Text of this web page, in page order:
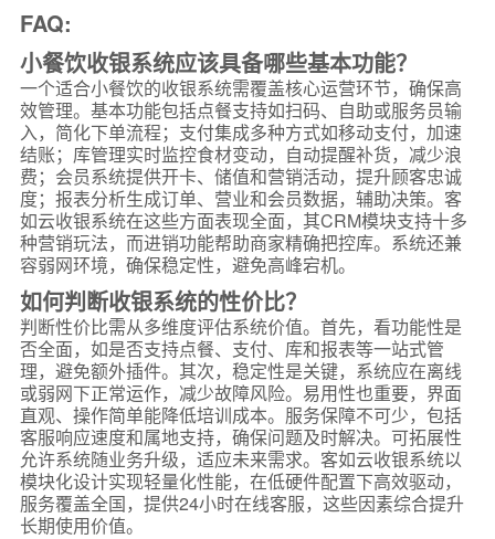
FAQ:
小餐饮收银系统应该具备哪些基本功能？
一个适合小餐饮的收银系统需覆盖核心运营环节，确保高
效管理。基本功能包括点餐支持如扫码、自助或服务员输
入，简化下单流程；支付集成多种方式如移动支付，加速
结账；库管理实时监控食材变动，自动提醒补货，减少浪
费；会员系统提供开卡、储值和营销活动，提升顾客忠诚
度；报表分析生成订单、营业和会员数据，辅助决策。客
如云收银系统在这些方面表现全面，其CRM模块支持十多
种营销玩法，而进销功能帮助商家精确把控库。系统还兼
容弱网环境，确保稳定性，避免高峰宕机。
如何判断收银系统的性价比？
判断性价比需从多维度评估系统价值。首先，看功能性是
否全面，如是否支持点餐、支付、库和报表等一站式管
理，避免额外插件。其次，稳定性是关键，系统应在离线
或弱网下正常运作，减少故障风险。易用性也重要，界面
直观、操作简单能降低培训成本。服务保障不可少，包括
客服响应速度和属地支持，确保问题及时解决。可拓展性
允许系统随业务升级，适应未来需求。客如云收银系统以
模块化设计实现轻量化性能，在低硬件配置下高效驱动，
服务覆盖全国，提供24小时在线客服，这些因素综合提升
长期使用价值。